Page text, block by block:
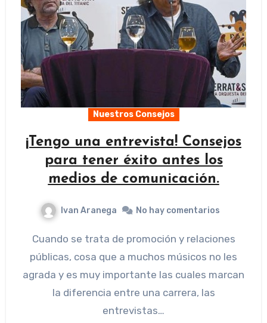
Nuestros Consejos
¡Tengo una entrevista! Consejos
para tener éxito antes los
medios de comunicación.
Ivan Aranega No hay comentarios
Cuando se trata de promoción y relaciones
públicas, cosa que a muchos músicos no les
agrada y es muy importante las cuales marcan
la diferencia entre una carrera, las
entrevistas…